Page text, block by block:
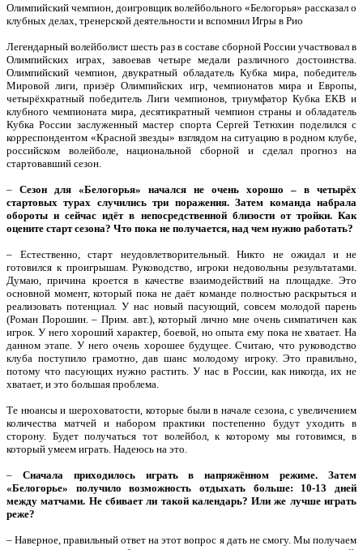
Олимпийский чемпион, доигровщик волейбольного «Белогорья» рассказал о
клубных делах, тренерской деятельности и вспомнил Игры в Рио
Легендарный волейболист шесть раз в составе сборной России участвовал в
Олимпийских играх, завоевав четыре медали различного достоинства.
Олимпийский чемпион, двукратный обладатель Кубка мира, победитель
Мировой лиги, призёр Олимпийских игр, чемпионатов мира и Европы,
четырёхкратный победитель Лиги чемпионов, триумфатор Кубка ЕКВ и
клубного чемпионата мира, десятикратный чемпион страны и обладатель
Кубка России заслуженный мастер спорта Сергей Тетюхин поделился с
корреспондентом «Красной звезды» взглядом на ситуацию в родном клубе,
российском волейболе, национальной сборной и сделал прогноз на
стартовавший сезон.
– Сезон для «Белогорья» начался не очень хорошо – в четырёх
стартовых турах случились три поражения. Затем команда набрала
обороты и сейчас идёт в непосредственной близости от тройки. Как
оцените старт сезона? Что пока не получается, над чем нужно работать?
– Естественно, старт неудовлетворительный. Никто не ожидал и не
готовился к проигрышам. Руководство, игроки недовольны результатами.
Думаю, причина кроется в качестве взаимодействий на площадке. Это
основной момент, который пока не даёт команде полностью раскрыться и
реализовать потенциал. У нас новый пасующий, совсем молодой парень
(Роман Порошин. – Прим. авт.), который лично мне очень симпатичен как
игрок. У него хороший характер, боевой, но опыта ему пока не хватает. На
данном этапе. У него очень хорошее будущее. Считаю, что руководство
клуба поступило грамотно, дав шанс молодому игроку. Это правильно,
потому что пасующих нужно растить. У нас в России, как никогда, их не
хватает, и это большая проблема.
Те нюансы и шероховатости, которые были в начале сезона, с увеличением
количества матчей и набором практики постепенно будут уходить в
сторону. Будет получаться тот волейбол, к которому мы готовимся, в
который умеем играть. Надеюсь на это.
– Сначала приходилось играть в напряжённом режиме. Затем
«Белогорье» получило возможность отдыхать больше: 10-13 дней
между матчами. Не сбивает ли такой календарь? Или же лучше играть
реже?
– Наверное, правильный ответ на этот вопрос я дать не смогу. Мы получаем